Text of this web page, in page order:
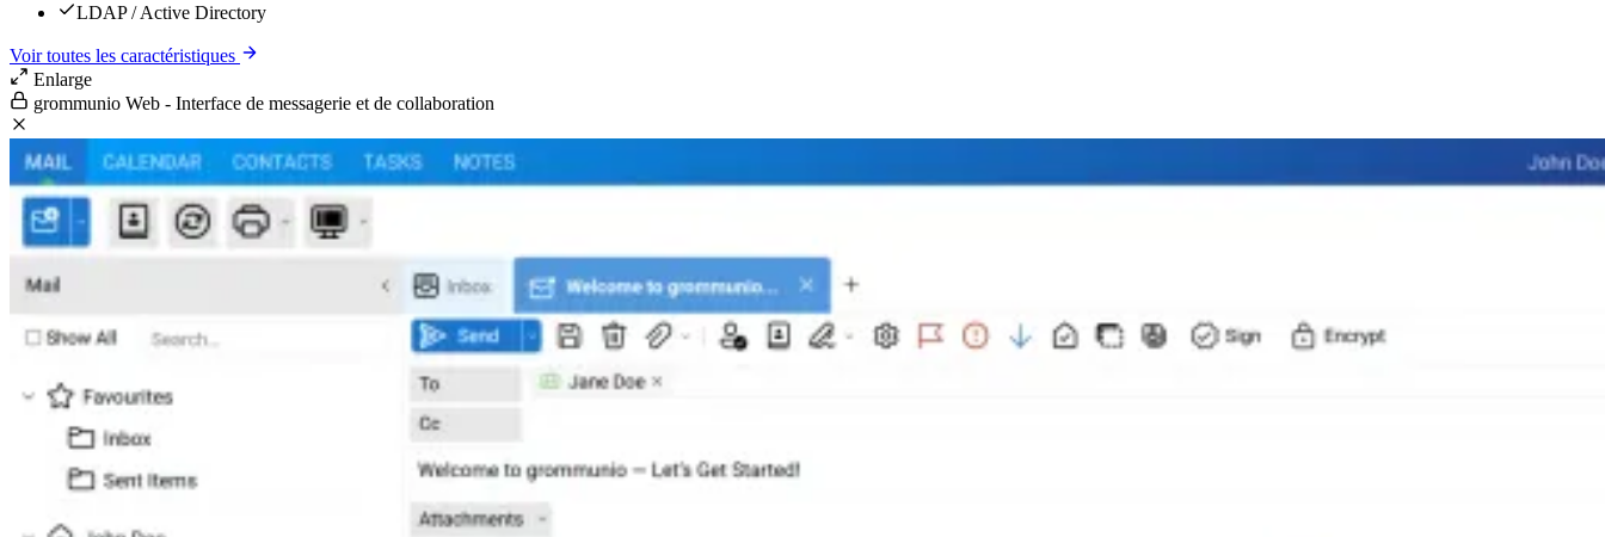
LDAP / Active Directory
Voir toutes les caractéristiques
Enlarge
grommunio Web - Interface de messagerie et de collaboration